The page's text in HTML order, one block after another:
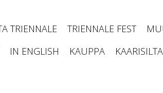
TRIENNALE TRIENNALE FEST
IN ENGLISH KAUPPA